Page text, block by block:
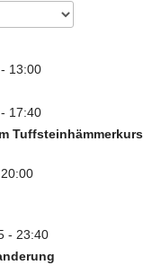
13:00
17:40
Tuffsteinhämmerkurs
- 23:40